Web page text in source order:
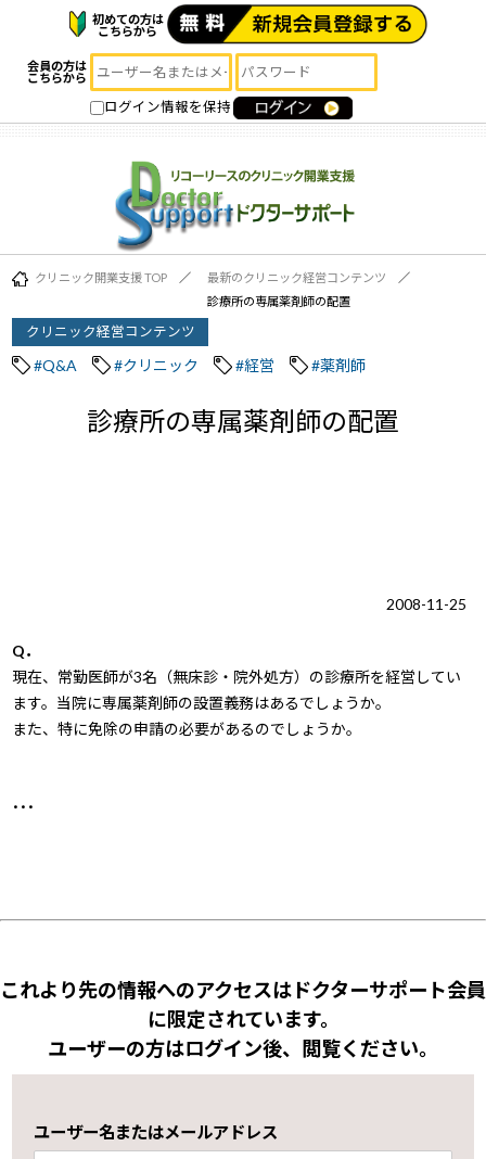
初めての方は
こちらから
会員の方は
こちらから
ログイン情報を保持
クリニック開業支援 TOP
最新のクリニック経営コンテンツ
診療所の専属薬剤師の配置
クリニック経営コンテンツ
#Q&A #クリニック #経営 #薬剤師
診療所の専属薬剤師の配置
2008-11-25
Q．
現在、常勤医師が3名（無床診・院外処方）の診療所を経営してい
ます。当院に専属薬剤師の設置義務はあるでしょうか。
また、特に免除の申請の必要があるのでしょうか。
･･･
これより先の情報へのアクセスはドクターサポート会員
に限定されています。
ユーザーの方はログイン後、閲覧ください。
ユーザー名またはメールアドレス